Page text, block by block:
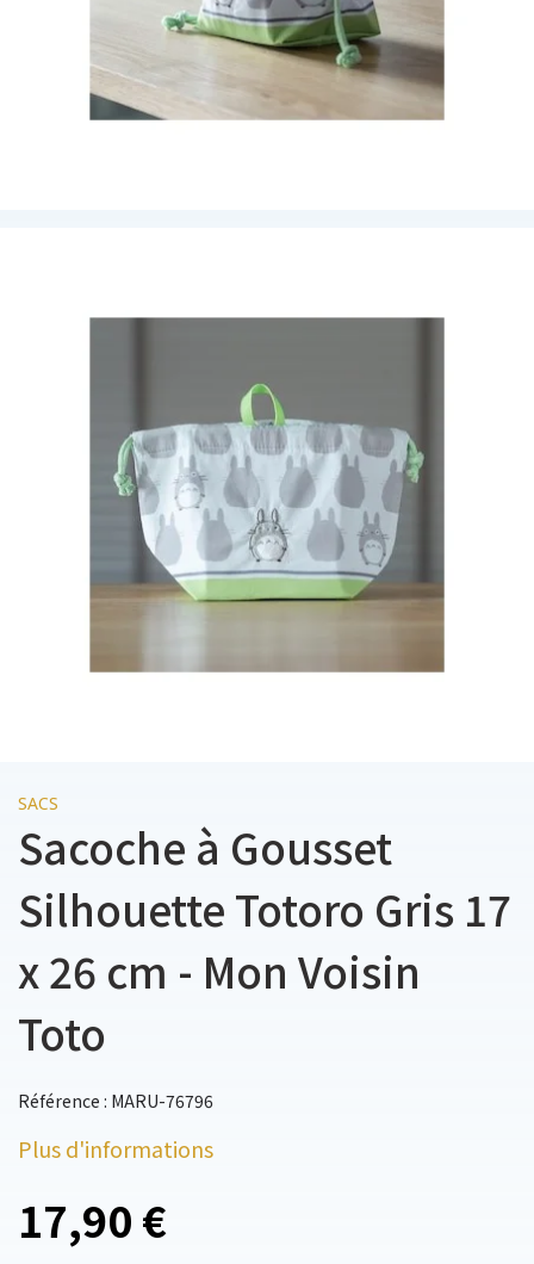
SACS
Sacoche à Gousset
Silhouette Totoro Gris 17
x 26 cm - Mon Voisin
Toto
Référence : MARU-76796
Plus d'informations
17,90 €